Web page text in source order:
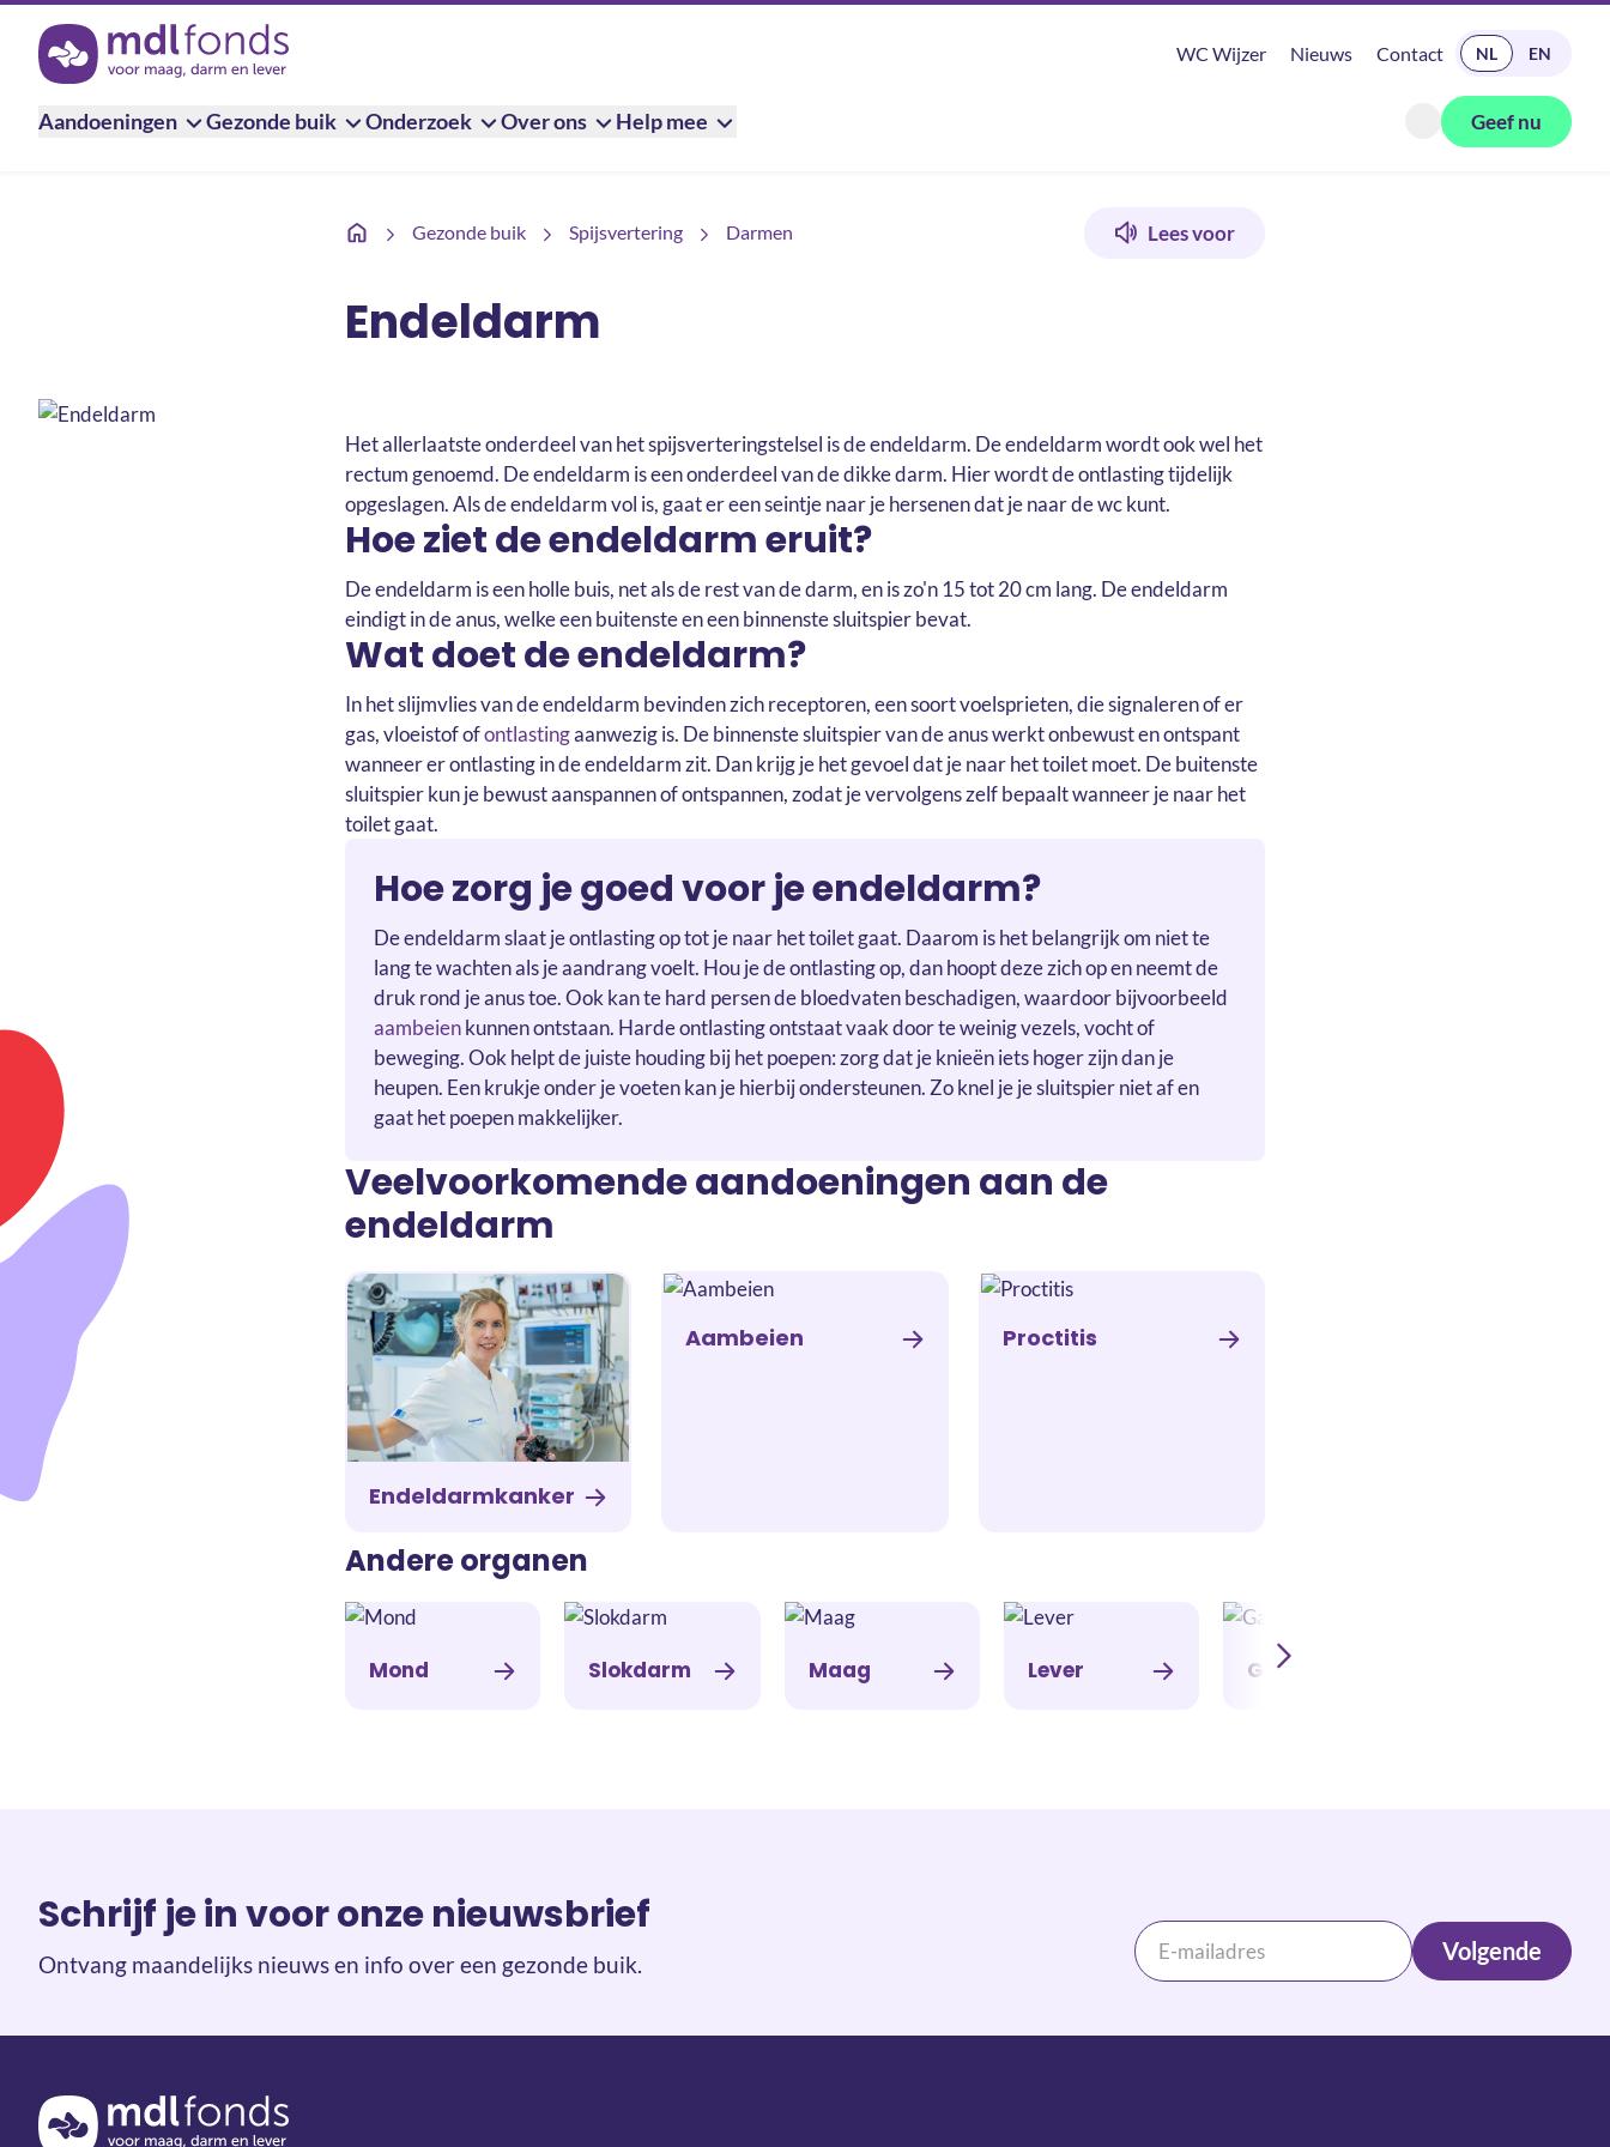
Terug naar de homepage
WC Wijzer Nieuws Contact READ IN ENGLISH
NL EN
Aandoeningen Gezonde buik Onderzoek Over ons Help mee
Zoeken openen
Geef nu
Gezonde buik Spijsvertering Darmen
Endeldarm
Lees voor
Endeldarm
Het allerlaatste onderdeel van het spijsverteringstelsel is de endeldarm. De endeldarm wordt ook wel het
rectum genoemd. De endeldarm is een onderdeel van de dikke darm. Hier wordt de ontlasting tijdelijk
opgeslagen. Als de endeldarm vol is, gaat er een seintje naar je hersenen dat je naar de wc kunt.
Hoe ziet de endeldarm eruit?
De endeldarm is een holle buis, net als de rest van de darm, en is zo'n 15 tot 20 cm lang. De endeldarm
eindigt in de anus, welke een buitenste en een binnenste sluitspier bevat.
Wat doet de endeldarm?
In het slijmvlies van de endeldarm bevinden zich receptoren, een soort voelsprieten, die signaleren of er
gas, vloeistof ofontlastingaanwezig is. De binnenste sluitspier van de anus werkt onbewust en ontspant
wanneer er ontlasting in de endeldarm zit. Dan krijg je het gevoel dat je naar het toilet moet. De buitenste
sluitspier kun je bewust aanspannen of ontspannen, zodat je vervolgens zelf bepaalt wanneer je naar het
toilet gaat.
Hoe zorg je goed voor je endeldarm?
De endeldarm slaat je ontlasting op tot je naar het toilet gaat. Daarom is het belangrijk om niet te
lang te wachten als je aandrang voelt. Hou je de ontlasting op, dan hoopt deze zich op en neemt de
druk rond je anus toe. Ook kan te hard persen de bloedvaten beschadigen, waardoor bijvoorbeeld
aambeienkunnen ontstaan. Harde ontlasting ontstaat vaak door te weinig vezels, vocht of
beweging. Ook helpt de juiste houding bij het poepen: zorg dat je knieën iets hoger zijn dan je
heupen. Een krukje onder je voeten kan je hierbij ondersteunen. Zo knel je je sluitspier niet af en
gaat het poepen makkelijker.
Veelvoorkomende aandoeningen aan de
endeldarm
Endeldarmkanker
Aambeien Proctitis
Andere organen
Mond Slokdarm Maag Lever Galblaas
Schrijf je in voor onze nieuwsbrief
Ontvang maandelijks nieuws en info over een gezonde buik. Volgende
Terug naar de homepage